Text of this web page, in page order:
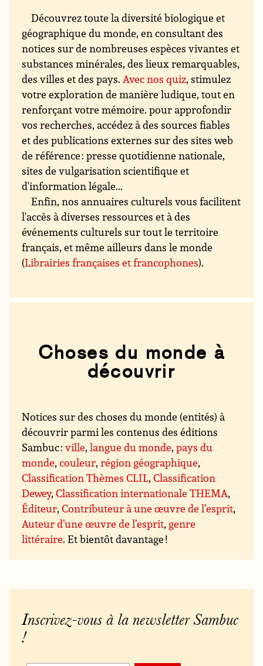
Découvrez toute la diversité biologique et
géographique du monde, en consultant des
notices sur de nombreuses espèces vivantes et
substances minérales, des lieux remarquables,
des villes et des pays. Avec nos quiz, stimulez
votre exploration de manière ludique, tout en
renforçant votre mémoire. pour approfondir
vos recherches, accédez à des sources fiables
et des publications externes sur des sites web
de référence : presse quotidienne nationale,
sites de vulgarisation scientifique et
d'information légale...
Enfin, nos annuaires culturels vous facilitent
l'accès à diverses ressources et à des
événements culturels sur tout le territoire
français, et même ailleurs dans le monde
(Librairies françaises et francophones).
Choses du monde à
découvrir
Notices sur des choses du monde (entités) à
découvrir parmi les contenus des éditions
Sambuc :ville,langue du monde,pays du
monde,couleur,région géographique,
Classification Thèmes CLIL,Classification
Dewey,Classification internationale THEMA,
Éditeur,Contributeur à une œuvre de l’esprit,
Auteur d’une œuvre de l’esprit, genre
littéraire. Et bientôt davantage !
Inscrivez-vous à la newsletter Sambuc
!